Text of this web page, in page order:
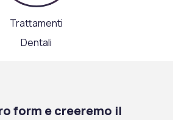
Trattamenti
Dentali
form e creeremo il